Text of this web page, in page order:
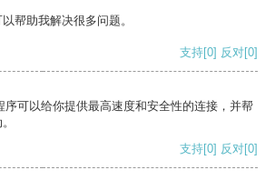
帮助我解决很多问题。
支持[0] 反对[0]
序可以给你提供最高速度和安全性的连接，并帮
支持[0] 反对[0]